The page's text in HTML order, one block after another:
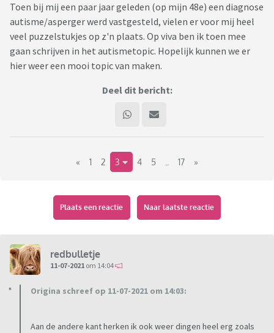
Toen bij mij een paar jaar geleden (op mijn 48e) een diagnose
autisme/asperger werd vastgesteld, vielen er voor mij heel
veel puzzelstukjes op z'n plaats. Op viva ben ik toen mee
gaan schrijven in het autismetopic. Hopelijk kunnen we er
hier weer een mooi topic van maken.
Deel dit bericht:
« 1 2 3 4 5 17 »
Plaats een reactie Naar laatste reactie
redbulletje
11-07-2021 om 14:04
Origina schreef op 11-07-2021 om 14:03:
Aan de andere kant herken ik ook weer dingen heel erg zoals